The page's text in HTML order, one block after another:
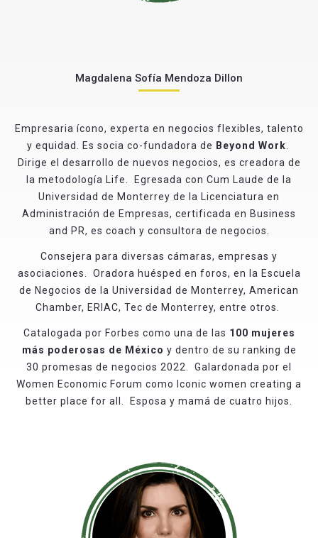
Magdalena Sofía Mendoza Dillon
Empresaria ícono, experta en negocios flexibles, talento
y equidad. Es socia co-fundadora de Beyond Work.
Dirige el desarrollo de nuevos negocios, es creadora de
la metodología Life. Egresada con Cum Laude de la
Universidad de Monterrey de la Licenciatura en
Administración de Empresas, certificada en Business
and PR, es coach y consultora de negocios.
Consejera para diversas cámaras, empresas y
asociaciones. Oradora huésped en foros, en la Escuela
de Negocios de la Universidad de Monterrey, American
Chamber, ERIAC, Tec de Monterrey, entre otros.
Catalogada por Forbes como una de las 100 mujeres
más poderosas de México y dentro de su ranking de
30 promesas de negocios 2022. Galardonada por el
Women Economic Forum como Iconic women creating a
better place for all. Esposa y mamá de cuatro hijos.